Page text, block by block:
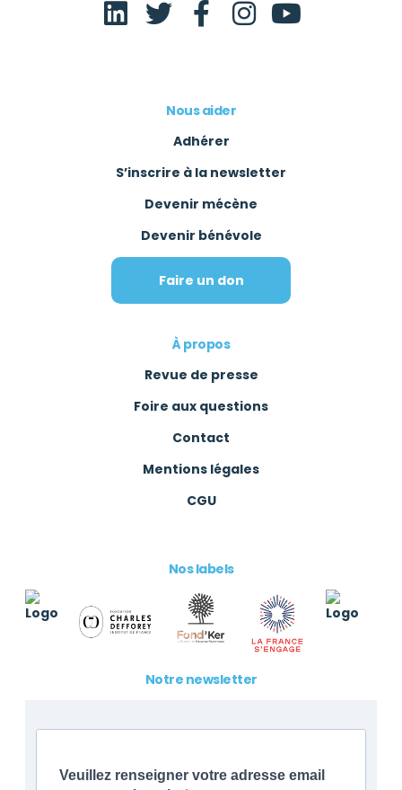
Nous aider
Adhérer
S’inscrire à la newsletter
Devenir mécène
Devenir bénévole
Faire un don
À propos
Revue de presse
Foire aux questions
Contact
Mentions légales
CGU
Nos labels
Notre newsletter
Veuillez renseigner votre adresse email